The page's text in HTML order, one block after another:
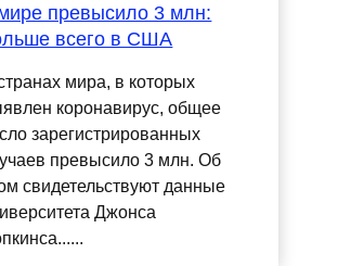
превысило 3 млн:
всего в США
мира, в которых
коронавирус, общее
зарегистрированных
превысило 3 млн. Об
свидетельствуют данные
Джонса